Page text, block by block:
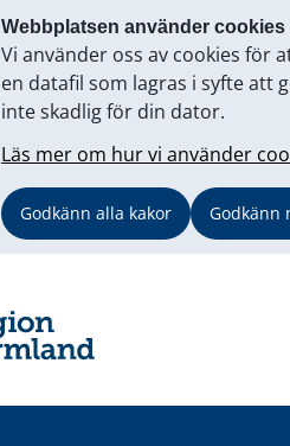
Webbplatsen använder cookies
Vi använder oss av cookies för
en datafil som lagras i syfte att
inte skadlig för din dator.
Läs mer om hur vi använder
Godkänn alla kakor Godkänn